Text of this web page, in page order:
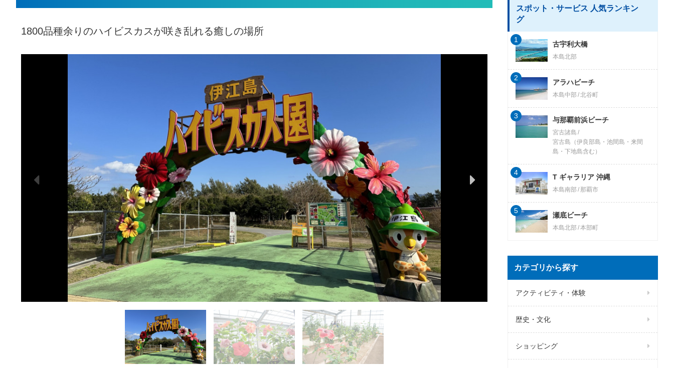
1800品種余りのハイビスカスが咲き乱れる癒しの場所
スポット・サービス 人気ランキン
グ
古宇利大橋
本島北部
1
アラハビーチ
本島中部 北谷町
2
与那覇前浜ビーチ
宮古諸島
宮古島（伊良部島・池間島・来間
島・下地島含む）
3
T ギャラリア 沖縄
本島南部 那覇市
4
瀬底ビーチ
本島北部 本部町
5
カテゴリから探す
アクティビティ・体験
歴史・文化
ショッピング